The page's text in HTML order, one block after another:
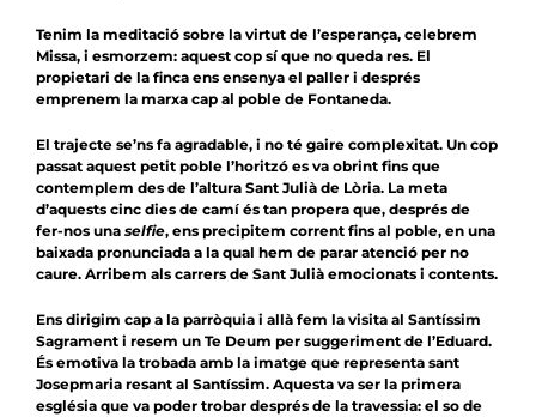
Tenim la meditació sobre la virtut de l’esperança, celebrem
Missa, i esmorzem: aquest cop sí que no queda res. El
propietari de la finca ens ensenya el paller i després
emprenem la marxa cap al poble de Fontaneda.
El trajecte se’ns fa agradable, i no té gaire complexitat. Un cop
passat aquest petit poble l’horitzó es va obrint fins que
contemplem des de l’altura Sant Julià de Lòria. La meta
d’aquests cinc dies de camí és tan propera que, després de
fer-nos una selfie, ens precipitem corrent fins al poble, en una
baixada pronunciada a la qual hem de parar atenció per no
caure. Arribem als carrers de Sant Julià emocionats i contents.
Ens dirigim cap a la parròquia i allà fem la visita al Santíssim
Sagrament i resem un Te Deum per suggeriment de l’Eduard.
És emotiva la trobada amb la imatge que representa sant
Josepmaria resant al Santíssim. Aquesta va ser la primera
església que va poder trobar després de la travessia: el so de